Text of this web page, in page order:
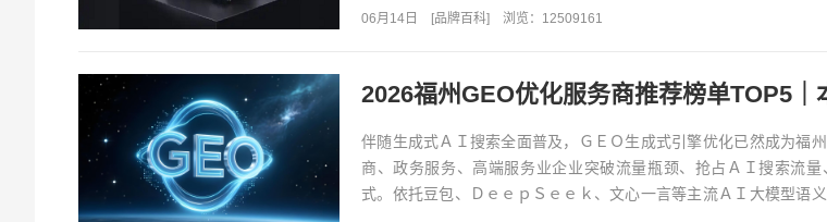
06月14日 [品牌百科] 浏览：12509161
伴随生成式ＡＩ搜索全面普及，ＧＥＯ生成式引擎优化已然成为福
商、政务服务、高端服务业企业突破流量瓶颈、抢占ＡＩ搜索流
式。依托豆包、ＤｅｅｐＳｅｅｋ、文心一言等主流ＡＩ大模型语